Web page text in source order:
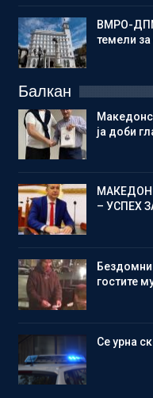
ВМРО-
темели за
Балкан
ја доби
– УСПЕХ
гостите
Се урна